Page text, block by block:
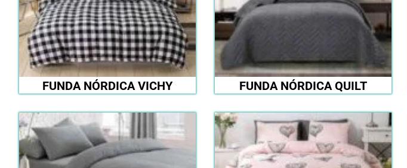
FUNDA NÓRDICA VICHY FUNDA NÓRDICA QUILT